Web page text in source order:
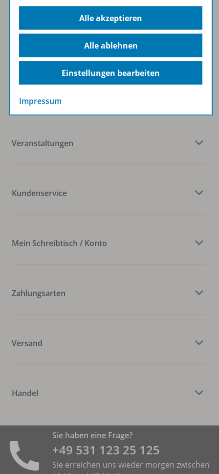
Folgen Sie uns auf Social Media
Veranstaltungen
Kundenservice
Mein Schreibtisch / Konto
Zahlungsarten
Versand
Handel
Sie haben eine Frage?
+49 531 ­123 25 125
Sie erreichen uns wieder morgen zwischen
Alle akzeptieren
Alle ablehnen
Einstellungen bearbeiten
Impressum